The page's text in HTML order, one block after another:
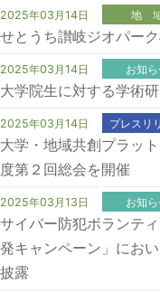
2025年03月14日 地
せとうち讃岐ジオパー
2025年03月14日 お知
大学院生に対する学術
2025年03月14日 プレスリ
大学・地域共創プラッ
度第２回総会を開催
2025年03月13日 お知
サイバー防犯ボランテ
発キャンペーン」にお
披露